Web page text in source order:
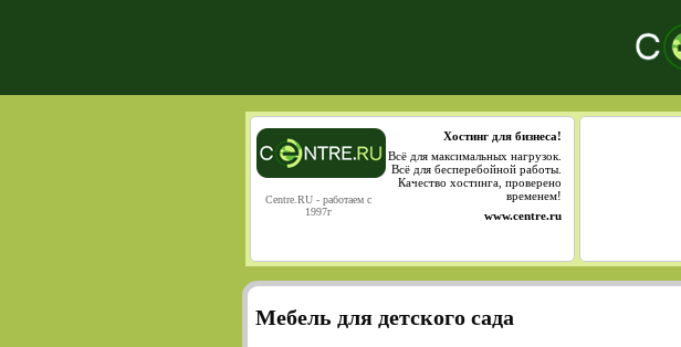
Centre.RU - работаем с
1997г
Хостинг для бизнеса!
Всё для максимальных нагрузок.
Всё для бесперебойной работы.
Качество хостинга, проверено
временем!
www.centre.ru
Мебель для детского сада